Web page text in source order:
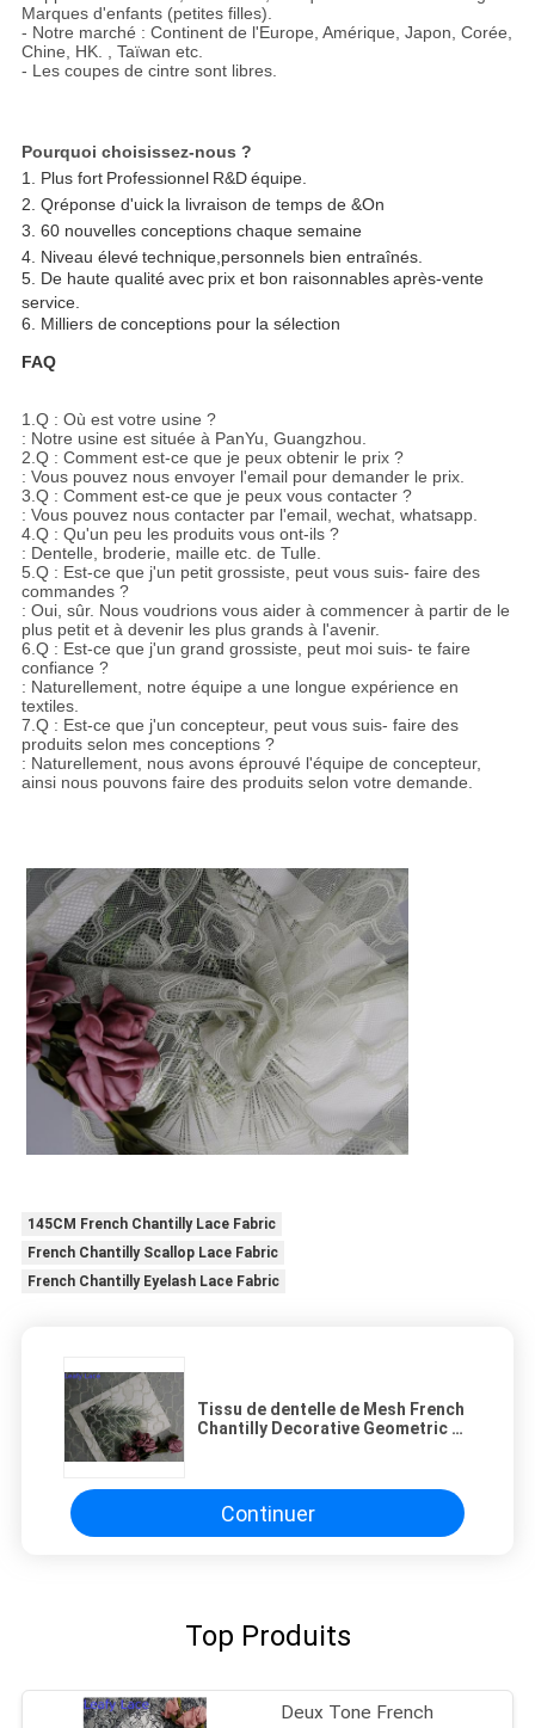
Marques d'enfants (petites filles).
- Notre marché : Continent de l'Europe, Amérique, Japon, Corée,
Chine, HK. , Taïwan etc.
- Les coupes de cintre sont libres.
Pourquoi choisissez-nous ?
1. Plus fort Professionnel R&Déquipe.
2. Qréponse d'uick la livraison de temps de &On
3. 60 nouvelles conceptions chaque semaine
4. Niveau élevétechnique,personnels bien entraînés.
5. De haute qualitéavec prix et bon raisonnablesaprès-vente
service.
6. Milliers deconceptions pour la sélection
FAQ
1.Q : Où est votre usine ?
: Notre usine est située à PanYu, Guangzhou.
2.Q : Comment est-ce que je peux obtenir le prix ?
: Vous pouvez nous envoyer l'email pour demander le prix.
3.Q : Comment est-ce que je peux vous contacter ?
: Vous pouvez nous contacter par l'email, wechat, whatsapp.
4.Q : Qu'un peu les produits vous ont-ils ?
: Dentelle, broderie, maille etc. de Tulle.
5.Q : Est-ce que j'un petit grossiste, peut vous suis- faire des
commandes ?
: Oui, sûr. Nous voudrions vous aider à commencer à partir de le
plus petit et à devenir les plus grands à l'avenir.
6.Q : Est-ce que j'un grand grossiste, peut moi suis- te faire
confiance ?
: Naturellement, notre équipe a une longue expérience en
textiles.
7.Q : Est-ce que j'un concepteur, peut vous suis- faire des
produits selon mes conceptions ?
: Naturellement, nous avons éprouvé l'équipe de concepteur,
ainsi nous pouvons faire des produits selon votre demande.
145CM French Chantilly Lace Fabric
French Chantilly Scallop Lace Fabric
French Chantilly Eyelash Lace Fabric
Tissu de dentelle de Mesh French
Chantilly Decorative Geometric de
Continuer
Top Produits
Deux Tone French